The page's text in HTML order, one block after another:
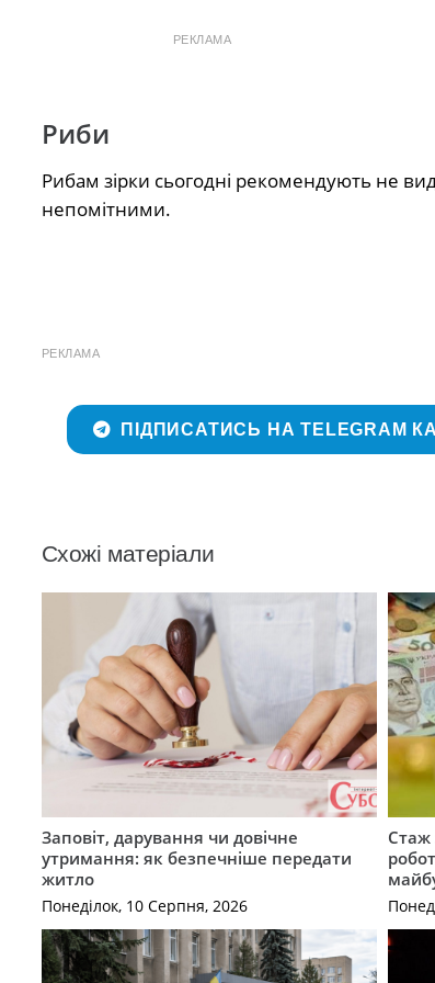
РЕКЛАМА
Риби
Рибам зірки сьогодні рекомендують не
непомітними.
РЕКЛАМА
ПІДПИСАТИСЬ НА TELEGRAM
Схожі матеріали
Заповіт, дарування чи довічне
утримання: як безпечніше передати
житло
Понеділок, 10 Серпня, 2026
Стаж